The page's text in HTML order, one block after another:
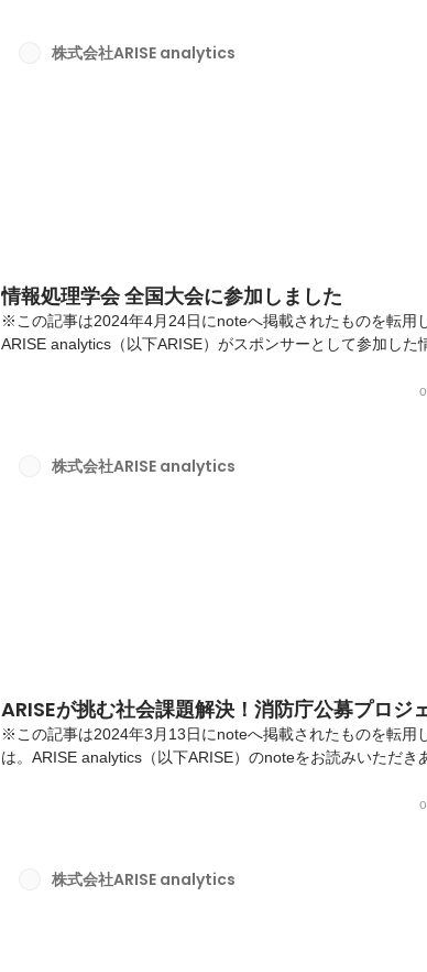
度、サバゲー場へ赴きサバゲーを行っています。サバゲー後
株式会社ARISE analytics
情報処理学会 全国大会に参加しました
※この記事は2024年4月24日にnoteへ掲載されたものを転用
ARISE analytics（以下ARISE）がスポンサーとして参加した
中心とした情報処理に関する技術を扱う学会のことです。中
示ブースの出展や講演を行いました。出典：2024年度研究会
株式会社ARISE analytics
ARISEが挑む社会課題解決！消防庁公募プロジ
※この記事は2024年3月13日にnoteへ掲載されたものを転用
は。ARISE analytics（以下ARISE）のnoteをお読みいただき
となって取り組んだ社会課題の解決を目指すプロジェクトの
れを社内のSlackの雑談チャンネルに何気なく投稿したところ
株式会社ARISE analytics